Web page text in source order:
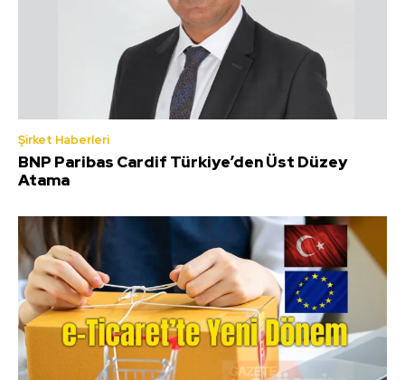
Şirket Haberleri
BNP Paribas Cardif Türkiye’den Üst Düzey
Atama